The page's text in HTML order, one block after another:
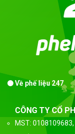
Về phế liệu 247
CÔNG TY CỔ
MST: